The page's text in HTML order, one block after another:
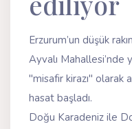
Erzurum’un düşük
Ayvalı Mahallesi’nde
"misafir kirazı" olarak
hasat başladı.
Doğu Karadeniz ile